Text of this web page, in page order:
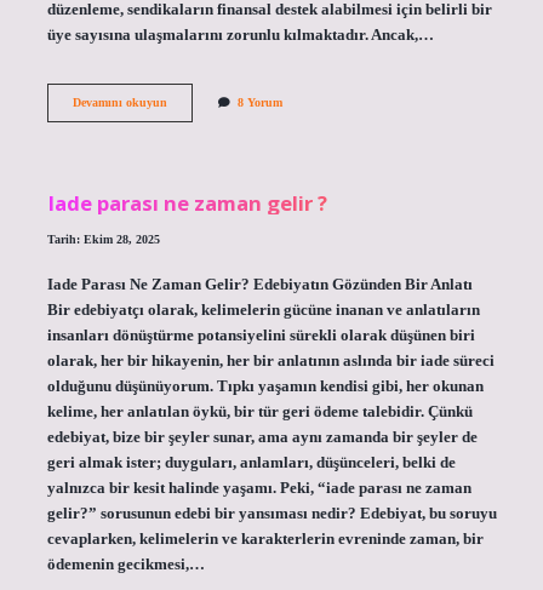
düzenleme, sendikaların finansal destek alabilmesi için belirli bir
üye sayısına ulaşmalarını zorunlu kılmaktadır. Ancak,…
Devamını okuyunMEB
kişi
8 Yorum
Iade parası ne zaman gelir ?
Tarih: Ekim 28, 2025
Iade Parası Ne Zaman Gelir? Edebiyatın Gözünden Bir Anlatı
Bir edebiyatçı olarak, kelimelerin gücüne inanan ve anlatıların
insanları dönüştürme potansiyelini sürekli olarak düşünen biri
olarak, her bir hikayenin, her bir anlatının aslında bir iade süreci
olduğunu düşünüyorum. Tıpkı yaşamın kendisi gibi, her okunan
kelime, her anlatılan öykü, bir tür geri ödeme talebidir. Çünkü
edebiyat, bize bir şeyler sunar, ama aynı zamanda bir şeyler de
geri almak ister; duyguları, anlamları, düşünceleri, belki de
yalnızca bir kesit halinde yaşamı. Peki, “iade parası ne zaman
gelir?” sorusunun edebi bir yansıması nedir? Edebiyat, bu soruyu
cevaplarken, kelimelerin ve karakterlerin evreninde zaman, bir
ödemenin gecikmesi,…